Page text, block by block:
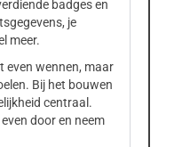
badges en
je
meer.
even wennen, maar
Bij het bouwen
centraal.
door en neem